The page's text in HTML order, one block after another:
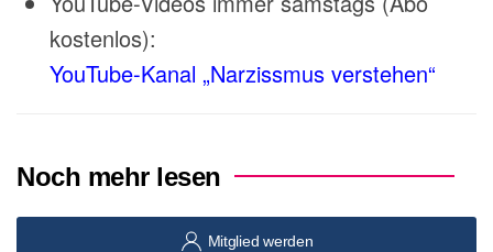
kostenlos):
YouTube-Kanal „Narzissmus verstehen“
Noch mehr lesen
Mitglied werden